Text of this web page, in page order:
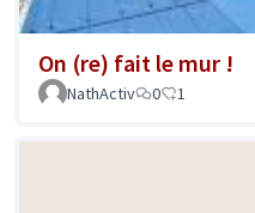
On (re) fait le mur !
NathActiv
0 1